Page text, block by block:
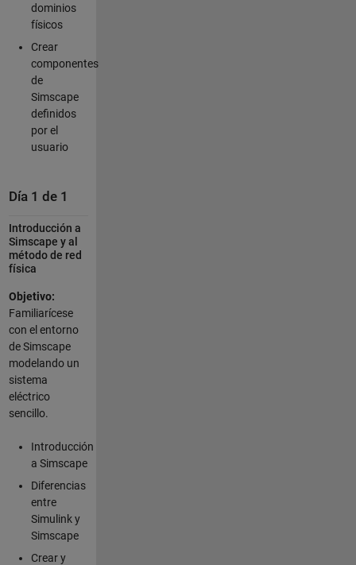
dominios
físicos
Crear
componentes
de
Simscape
definidos
por el
usuario
Día 1 de 1
Introducción a
Simscape y al
método de red
física
Objetivo:
Familiarícese
con el entorno
de Simscape
modelando un
sistema
eléctrico
sencillo.
Introducción
a Simscape
Diferencias
entre
Simulink y
Simscape
Crear y